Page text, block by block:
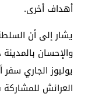
أهداف أخرى.
يشار إلى أن
يوليوز الجاري
العرائش